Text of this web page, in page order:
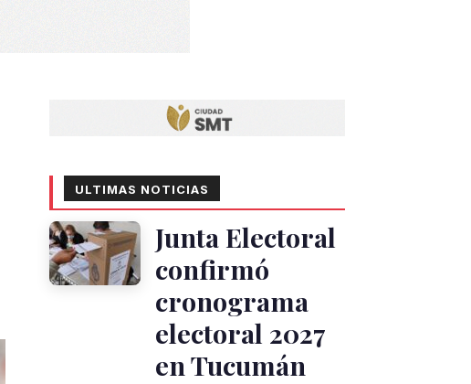
ULTIMAS NOTICIAS
Junta Electoral
confirmó
cronograma
electoral 2027
en Tucumán